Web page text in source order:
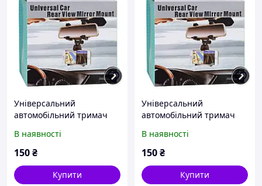
Універсальний
автомобільний тримач
Кронштейн
В наявності
150₴
Купити
Універсальний
автомобільний тримач
Кронштейн
В наявності
150₴
Купити